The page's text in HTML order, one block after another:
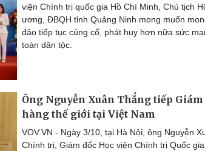
viện Chính trị quốc gia Hồ Chí Minh, Chủ tịch
ương, ĐBQH tỉnh Quảng Ninh mong muốn
đảo tiếp tục củng cố, phát huy hơn nữa sức
toàn dân tộc.
Ông Nguyễn Xuân Thắng tiếp Giám
hàng thế giới tại Việt Nam
VOV.VN - Ngày 3/10, tại Hà Nội, ông Nguyễn
Chính trị, Giám đốc Học viện Chính trị Quốc